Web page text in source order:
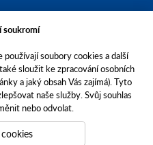
AGROTEC a.s.
AGROTEC a. s., se sídlem v
69301, IČO 00544957,
v Brně, oddíl B, vložka 138.
koncernu AGROFERT řízeného
a.s.,
soukromí
soubory cookies a další
sloužit ke zpracování osobních
a jaký obsah Vás zajímá). Tyto
naše služby. Svůj souhlas
nebo odvolat.